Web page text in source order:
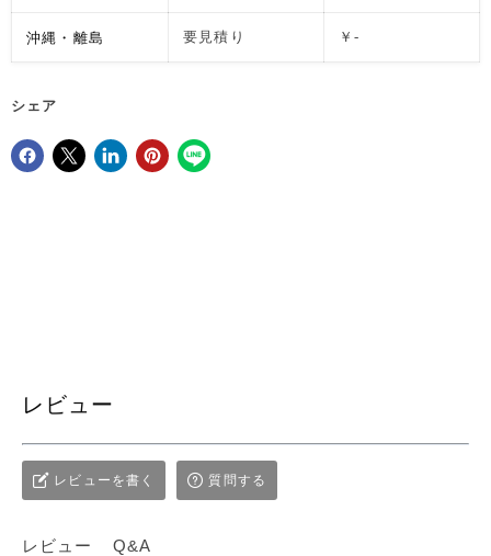
沖縄・離島 要見積り ￥-
シェア
レビュー
レビューを書く 質問する
レビュー Q&A